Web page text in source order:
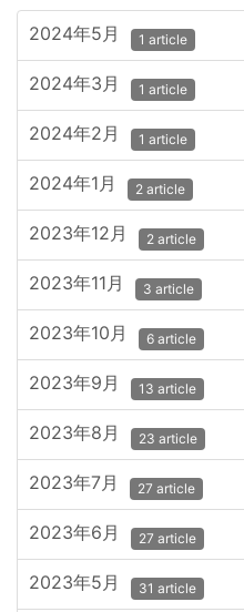
2024年5月 1 article
2024年3月 1 article
2024年2月 1 article
2024年1月 2 article
2023年12月 2 article
2023年11月 3 article
2023年10月 6 article
2023年9月 13 article
2023年8月 23 article
2023年7月 27 article
2023年6月 27 article
2023年5月 31 article